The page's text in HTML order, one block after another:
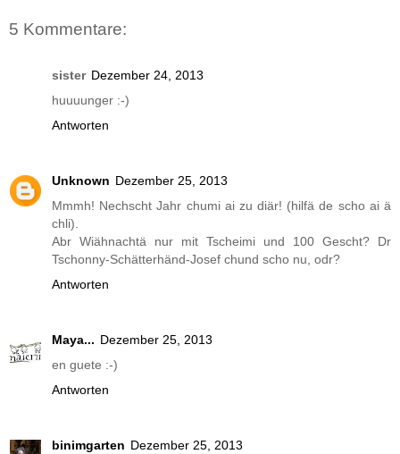
5 Kommentare:
sister Dezember 24, 2013
huuuunger :-)
Antworten
Unknown Dezember 25, 2013
Mmmh! Nechscht Jahr chumi ai zu diär! (hilfä de scho ai ä
chli).
Abr Wiähnachtä nur mit Tscheimi und 100 Gescht? Dr
Tschonny-Schätterhänd-Josef chund scho nu, odr?
Antworten
Maya... Dezember 25, 2013
en guete :-)
Antworten
binimgarten Dezember 25, 2013